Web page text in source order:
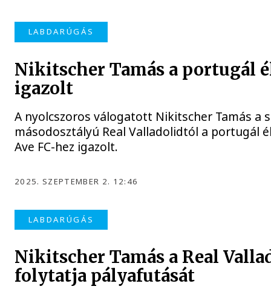
LABDARÚGÁS
Nikitscher Tamás a portugál
igazolt
A nyolcszoros válogatott Nikitscher Tamás a
másodosztályú Real Valladolidtól a portugál
Ave FC-hez igazolt.
2025. SZEPTEMBER 2. 12:46
LABDARÚGÁS
Nikitscher Tamás a Real
folytatja pályafutását